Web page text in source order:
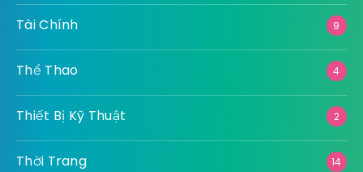
Tài Chính 9
Thể Thao 4
Thiết Bị Kỹ Thuật 2
Thời Trang 14